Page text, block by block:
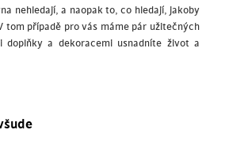
nehledají, a naopak to, co hledají, jakoby
tom případě pro vás máme pár užitečných
a dekoracemi usnadníte život a